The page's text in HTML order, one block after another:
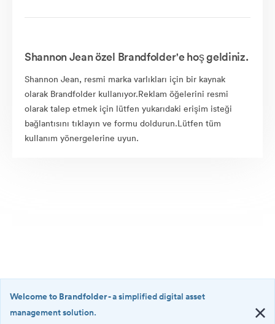
Shannon Jean özel Brandfolder'e hoş geldiniz.
Shannon Jean, resmi marka varlıkları için bir kaynak
olarak Brandfolder kullanıyor.Reklam öğelerini resmi
olarak talep etmek için lütfen yukarıdaki erişim isteği
bağlantısını tıklayın ve formu doldurun.Lütfen tüm
kullanım yönergelerine uyun.
Welcome to Brandfolder- a simplified digital asset
management solution.